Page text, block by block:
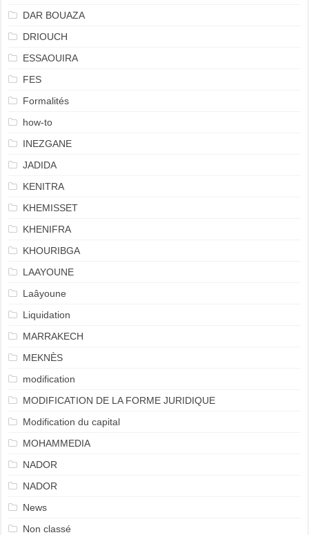
DAR BOUAZA
DRIOUCH
ESSAOUIRA
FES
Formalités
how-to
INEZGANE
JADIDA
KENITRA
KHEMISSET
KHENIFRA
KHOURIBGA
LAAYOUNE
Laâyoune
Liquidation
MARRAKECH
MEKNÈS
modification
MODIFICATION DE LA FORME JURIDIQUE
Modification du capital
MOHAMMEDIA
NADOR
NADOR
News
Non classé